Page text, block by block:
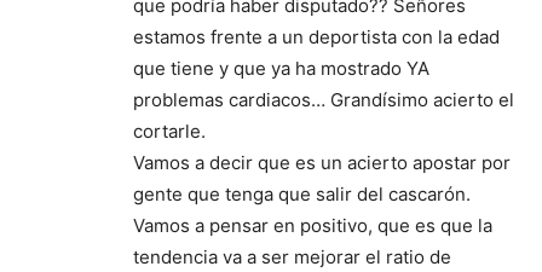
que podría haber disputado?? Señores
estamos frente a un deportista con la edad
que tiene y que ya ha mostrado YA
problemas cardiacos… Grandísimo acierto el
cortarle.
Vamos a decir que es un acierto apostar por
gente que tenga que salir del cascarón.
Vamos a pensar en positivo, que es que la
tendencia va a ser mejorar el ratio de